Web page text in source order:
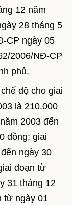
12 năm
28 tháng 5
CP ngày 05
2006/NĐ-CP
phủ.
độ cho giai
là 210.000
2003 đến
đồng; giai
ngày 30
đoạn từ
31 tháng 12
từ ngày 01